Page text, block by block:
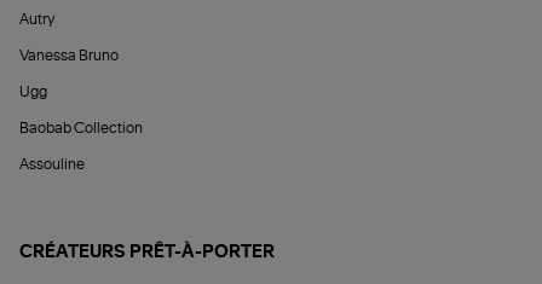
Autry
Vanessa Bruno
Ugg
Baobab Collection
Assouline
CRÉATEURS PRÊT-À-PORTER